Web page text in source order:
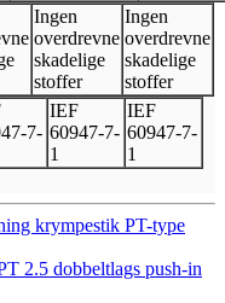
Ingen
overdrevne
skadelige
stoffer
Ingen
overdrevne
skadelige
stoffer
-7-
IEF
60947-7-
1
IEF
60947-7-
1
krympestik PT-type
2.5 dobbeltlags push-in